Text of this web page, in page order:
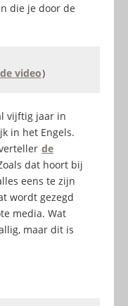
die je door de
video)
vijftig jaar in
in het Engels.
de
dat hoort bij
eens te zijn
wordt gezegd
media. Wat
maar dit is